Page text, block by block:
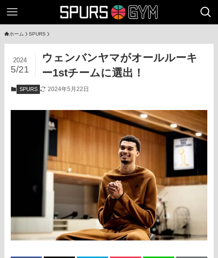
ホーム SPURS
ウェンバンヤマがオールルーキ
ー1stチームに選出！
2024
5/21
SPURS 2024年5月22日